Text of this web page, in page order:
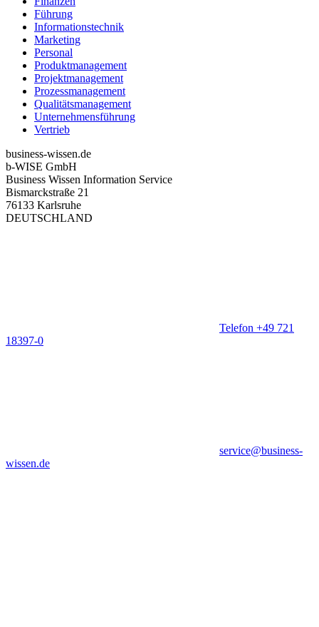
Führung
Informationstechnik
Marketing
Personal
Produktmanagement
Projektmanagement
Prozessmanagement
Qualitätsmanagement
Unternehmensführung
Vertrieb
business-wissen.de
b-WISE GmbH
Business Wissen Information Service
Bismarckstraße 21
76133 Karlsruhe
DEUTSCHLAND
Telefon +49 721
18397-0
service@business-
wissen.de